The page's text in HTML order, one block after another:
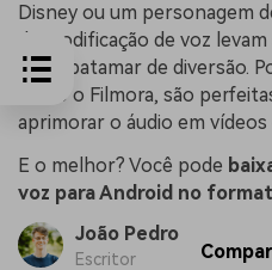
Disney ou um personagem
de modificação de voz
novo patamar de diversão.
como o Filmora, são
aprimorar o áudio em vídeos
E o melhor? Você pode
voz para Android no
João Pedro
Escritor